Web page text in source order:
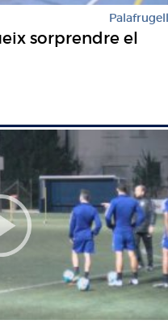
Palafrugell
sorprendre el